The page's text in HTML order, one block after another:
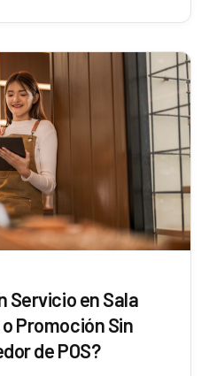
Servicio en Sala
Promoción Sin
de POS?